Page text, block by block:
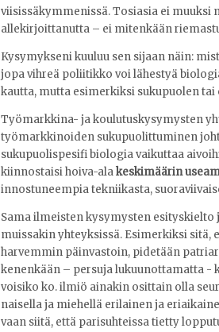
viisissäkymmenissä. Tosiasia ei muuksi
allekirjoittanutta – ei mitenkään
Kysymykseni kuuluu sen sijaan näin:
jopa vihreä poliitikko voi lähestyä
kautta, mutta esimerkiksi sukupuolen tai
Työmarkkina- ja koulutuskysymysten
työmarkkinoiden sukupuolittuminen
sukupuolispesifi biologia vaikuttaa
kiinnostaisi hoiva-alakeskimäärin
innostuneempia tekniikasta,
Sama ilmeisten kysymysten
muissakin yhteyksissä. Esimerkiksi sitä,
harvemmin päinvastoin, pidetään
kenenkään – persuja lukuunottamatta -
voisiko ko. ilmiö ainakin osittain olla
naisella ja miehellä erilainen ja
vaan siitä, että parisuhteissa tietty